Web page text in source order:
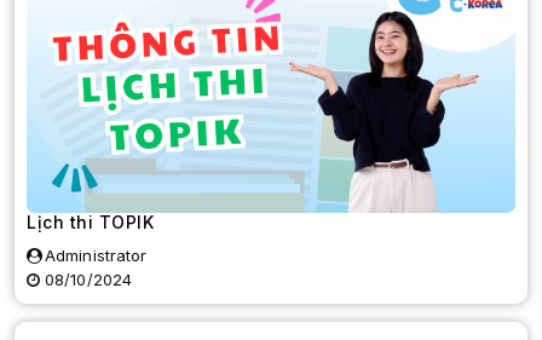
Lịch thi TOPIK
Administrator
08/10/2024